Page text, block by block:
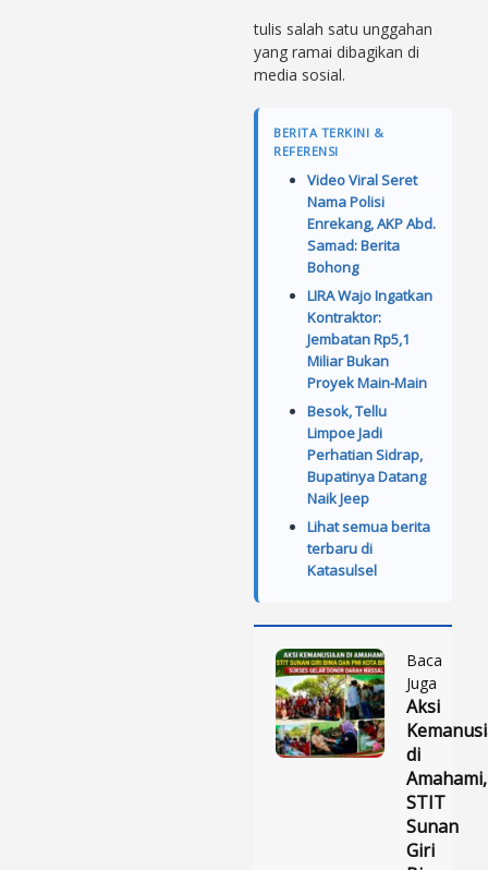
tulis salah satu unggahan
yang ramai dibagikan di
media sosial.
BERITA TERKINI &
REFERENSI
Video Viral Seret
Nama Polisi
Enrekang, AKP Abd.
Samad: Berita
Bohong
LIRA Wajo Ingatkan
Kontraktor:
Jembatan Rp5,1
Miliar Bukan
Proyek Main-Main
Besok, Tellu
Limpoe Jadi
Perhatian Sidrap,
Bupatinya Datang
Naik Jeep
Lihat semua berita
terbaru di
Katasulsel
Baca
Juga
Aksi
di
Amahami,
STIT
Sunan
Giri